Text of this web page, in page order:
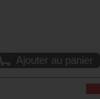
Ajouter au panier